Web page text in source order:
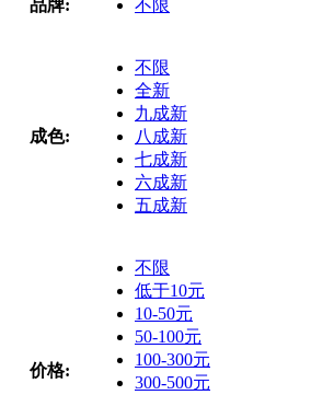
品牌: 不限
成色:
不限
全新
九成新
八成新
七成新
六成新
五成新
价格:
不限
低于10元
10-50元
50-100元
100-300元
300-500元